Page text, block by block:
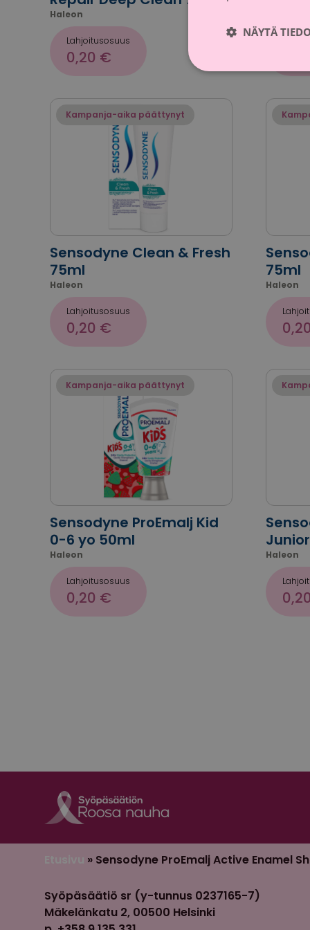
Haleon
Lahjoitusosuus
0,20 €
Kampanja-aika päättynyt
Sensodyne Clean & Fresh
75ml
Haleon
Lahjoitusosuus
0,20 €
75ml
Haleon
Kampanja-aika päättynyt
Sensodyne ProEmalj Kid
0-6 yo 50ml
Haleon
Lahjoitusosuus
0,20 €
Haleon
» Sensodyne ProEmalj Active Enamel
Syöpäsäätiö sr (y-tunnus 0237165-7)
Mäkelänkatu 2, 00500 Helsinki
NÄYTÄ